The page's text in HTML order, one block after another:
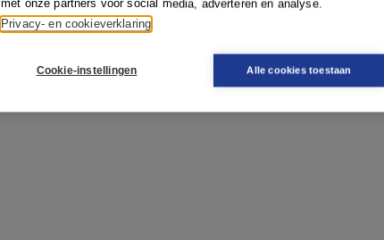
met onze partners voor social media, adverteren en analyse.
Privacy- en cookieverklaring
Cookie-instellingen Alle cookies toestaan